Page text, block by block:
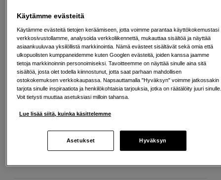
19,07 %
Lainaaminen maksaa! Jos et pysty maksamaan velkaa ajoissa, saatat
saada maksuhäiriömerkinnän. Se voi vaikeuttaa asunnon vuokraamista,
liittymien tekemistä ja uusien lainojen saamista. Apua saat kuntasi talous- ja
velkaneuvonnasta. Yhteystiedot löydät sivulta kkv.fi (avautuu uuteen
välilehteen)
Ilmainen toimitus yli 200 EUR ostoksille
Osta nyt ja maksa myöhemmin
Käytämme evästeitä
Käytämme evästeitä tietojen keräämiseen, jotta voimme parantaa käyttökokemustasi
verkkosivustollamme, analysoida verkkoliikennettä, mukauttaa sisältöä ja näyttää
asiaankuuluvaa yksilöllistä markkinointia. Nämä evästeet sisältävät sekä omia että
ulkopuolisten kumppaneidemme kuten Googlen evästeitä, joiden kanssa jaamme
tietoja markkinoinnin personoimiseksi. Tavoitteemme on näyttää sinulle aina sitä
sisältöä, josta olet todella kiinnostunut, jotta saat parhaan mahdollisen
ostokokemuksen verkkokaupassa. Napsauttamalla "Hyväksyn" voimme jatkossakin
tarjota sinulle inspiraatiota ja henkilökohtaisia tarjouksia, jotka on räätälöity juuri
Voit tietysti muuttaa asetuksiasi milloin tahansa.
Lue lisää siitä, kuinka käsittelemme
Asetukset Hyväksyn